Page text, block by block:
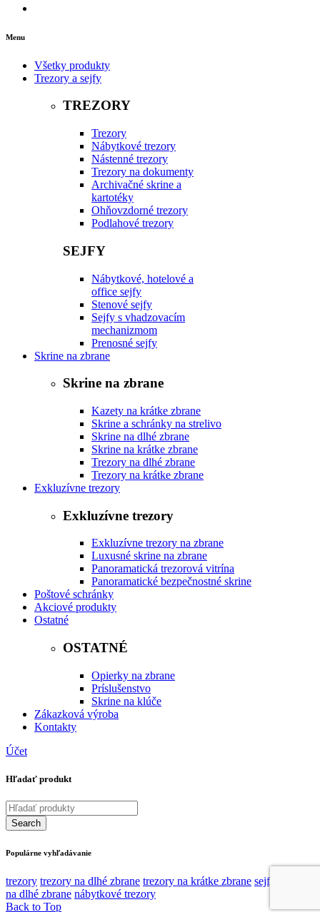
Menu
Všetky produkty
Trezory a sejfy
TREZORY
Trezory
Nábytkové trezory
Nástenné trezory
Trezory na dokumenty
Archivačné skrine a
kartotéky
Ohňovzdorné trezory
Podlahové trezory
SEJFY
Nábytkové, hotelové a
office sejfy
Stenové sejfy
Sejfy s vhadzovacím
mechanizmom
Prenosné sejfy
Skrine na zbrane
Skrine na zbrane
Kazety na krátke zbrane
Skrine a schránky na strelivo
Skrine na dlhé zbrane
Skrine na krátke zbrane
Trezory na dlhé zbrane
Trezory na krátke zbrane
Exkluzívne trezory
Exkluzívne trezory
Exkluzívne trezory na zbrane
Luxusné skrine na zbrane
Panoramatická trezorová vitrína
Panoramatické bezpečnostné skrine
Poštové schránky
Akciové produkty
Ostatné
OSTATNÉ
Opierky na zbrane
Príslušenstvo
Skrine na klúče
Zákazková výroba
Kontakty
Účet
Hľadať produkt
Populárne vyhľadávanie
trezory trezory na dlhé zbrane trezory na krátke zbrane sejfy
na dlhé zbrane nábytkové trezory
Back to Top